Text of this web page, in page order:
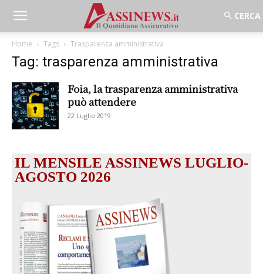
Home Tags Trasparenza amministrativa
Tag: trasparenza amministrativa
Foia, la trasparenza amministrativa
può attendere
22 Luglio 2019
IL MENSILE ASSINEWS LUGLIO-
AGOSTO 2026